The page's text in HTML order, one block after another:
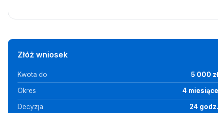
Złóż wniosek
Kwota do 5 000 zł
Okres 4 miesiące
Decyzja 24 godz.